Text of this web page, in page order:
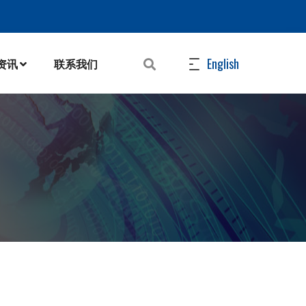
讯 联系我们 English